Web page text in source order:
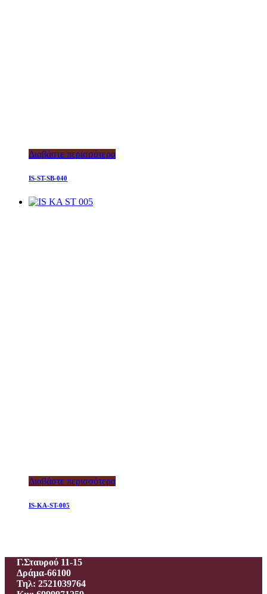
Διαβάστε περισσότερα
IS-ST-SB-040
Διαβάστε περισσότερα
IS-KA-ST-005
Γ.Σταυρού 11-15
Δράμα-66100
Τηλ: 2521039764